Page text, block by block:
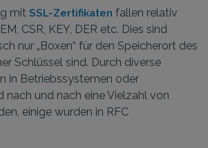
mit SSL-Zertifikaten fallen relativ
CSR, KEY, DER etc. Dies sind
nur „Boxen“ für den Speicherort des
Schlüssel sind. Durch diverse
in Betriebssystemen oder
nach und nach eine Vielzahl von
einige wurden in RFC